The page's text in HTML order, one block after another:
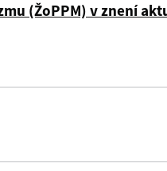
(ŽoPPM) v znení